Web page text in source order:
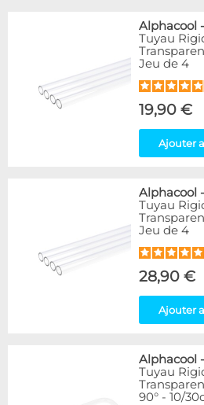
Alphacool -
Tuyau
Jeu de 4
19,90 €
Ajouter
Alphacool -
Tuyau
Jeu de 4
28,90 €
Ajouter
Alphacool -
Tuyau
90° - 10/